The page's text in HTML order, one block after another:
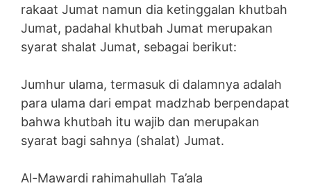
rakaat Jumat namun dia ketinggalan khutbah
Jumat, padahal khutbah Jumat merupakan
syarat shalat Jumat, sebagai berikut:
Jumhur ulama, termasuk di dalamnya adalah
para ulama dari empat madzhab berpendapat
bahwa khutbah itu wajib dan merupakan
syarat bagi sahnya (shalat) Jumat.
Al-Mawardi rahimahullah Ta’ala